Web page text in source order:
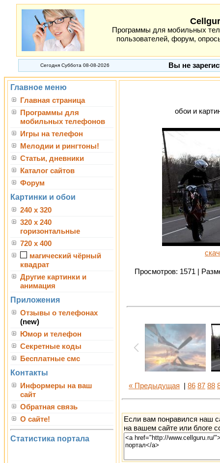
Программы для мобильных
пользователей, форум,
Сегодня Суббота 08-08-2026 Вы не
Главное меню
Главная страница
Программы для
мобильных телефонов
Игры на телефон
Мелодии и рингтоны!
Статьи, дневники
Каталог сайтов
Форум
Картинки и обои
240 x 320
320 x 240
горизонтальные
720 x 400
магический чёрный
квадрат
Другие картинки и
анимация
Приложения
Отзывы о телефонах
(new)
Юмор и телефон
Секретные коды
Бесплатные смс
Контакты
Информеры на ваш
сайт
Обратная связь
О сайте!
Статистика портала
обои и
Просмотров: 1571 |
« Предыдущая 86 87 88
Если вам понравился наш
на вашем сайте или блоге